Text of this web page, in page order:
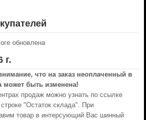
обновлена
г.
что на заказ неоплаченный в
может быть изменена!
продаж можно узнать по ссылке
"Остаток склада". При
товар в интерсующий Вас шинный